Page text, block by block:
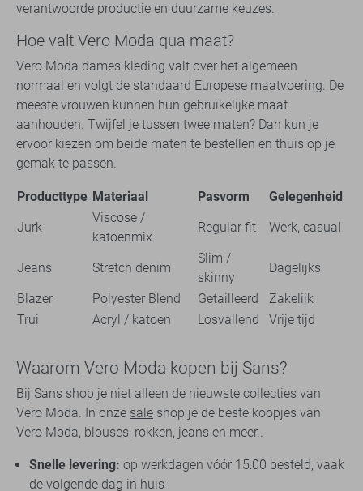
verantwoorde productie en duurzame keuzes.
Hoe valt Vero Moda qua maat?
Vero Moda dames kleding valt over het algemeen
normaal en volgt de standaard Europese maatvoering. De
meeste vrouwen kunnen hun gebruikelijke maat
aanhouden. Twijfel je tussen twee maten? Dan kun je
ervoor kiezen om beide maten te bestellen en thuis op je
gemak te passen.
Producttype Materiaal Pasvorm
Gelegenheid
Jurk
Viscose /
katoenmix
Regular fit Werk, casual
Jeans Stretch denim
Slim /
skinny
Dagelijks
Blazer
Polyester Blend Getailleerd
Zakelijk
Trui
Acryl / katoen Losvallend Vrije tijd
Waarom Vero Moda kopen bij Sans?
Bij Sans shop je niet alleen de nieuwste collecties van
Vero Moda. In onze sale shop je de beste koopjes van
Vero Moda, blouses, rokken, jeans en meer..
Snelle levering: op werkdagen vóór 15:00 besteld, vaak
de volgende dag in huis